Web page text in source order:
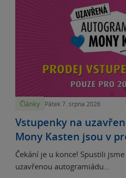
Články Pátek 7. srpna 2026
Vstupenky na
Mony Kasten jsou v
Čekání je u konce! Spustili
uzavřenou autogramiádu...